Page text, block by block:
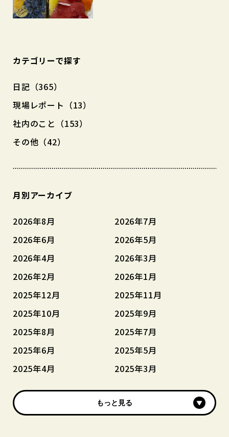
カテゴリーで探す
日記（365）
現場レポート（13）
社内のこと（153）
その他（42）
月別アーカイブ
2026年8月
2026年7月
2026年6月
2026年5月
2026年4月
2026年3月
2026年2月
2026年1月
2025年12月
2025年11月
2025年10月
2025年9月
2025年8月
2025年7月
2025年6月
2025年5月
2025年4月
2025年3月
もっと見る
もっと見る